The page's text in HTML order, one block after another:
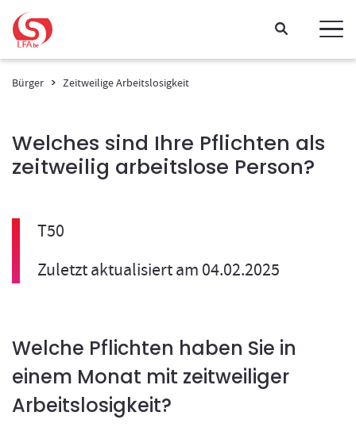
Gehen Sie direkt zum Inhalt
Bürger Zeitweilige Arbeitslosigkeit
Welches sind Ihre Pflichten als
zeitweilig arbeitslose Person?
T50
Zuletzt aktualisiert am 04.02.2025
Welche Pflichten haben Sie in
einem Monat mit zeitweiliger
Arbeitslosigkeit?